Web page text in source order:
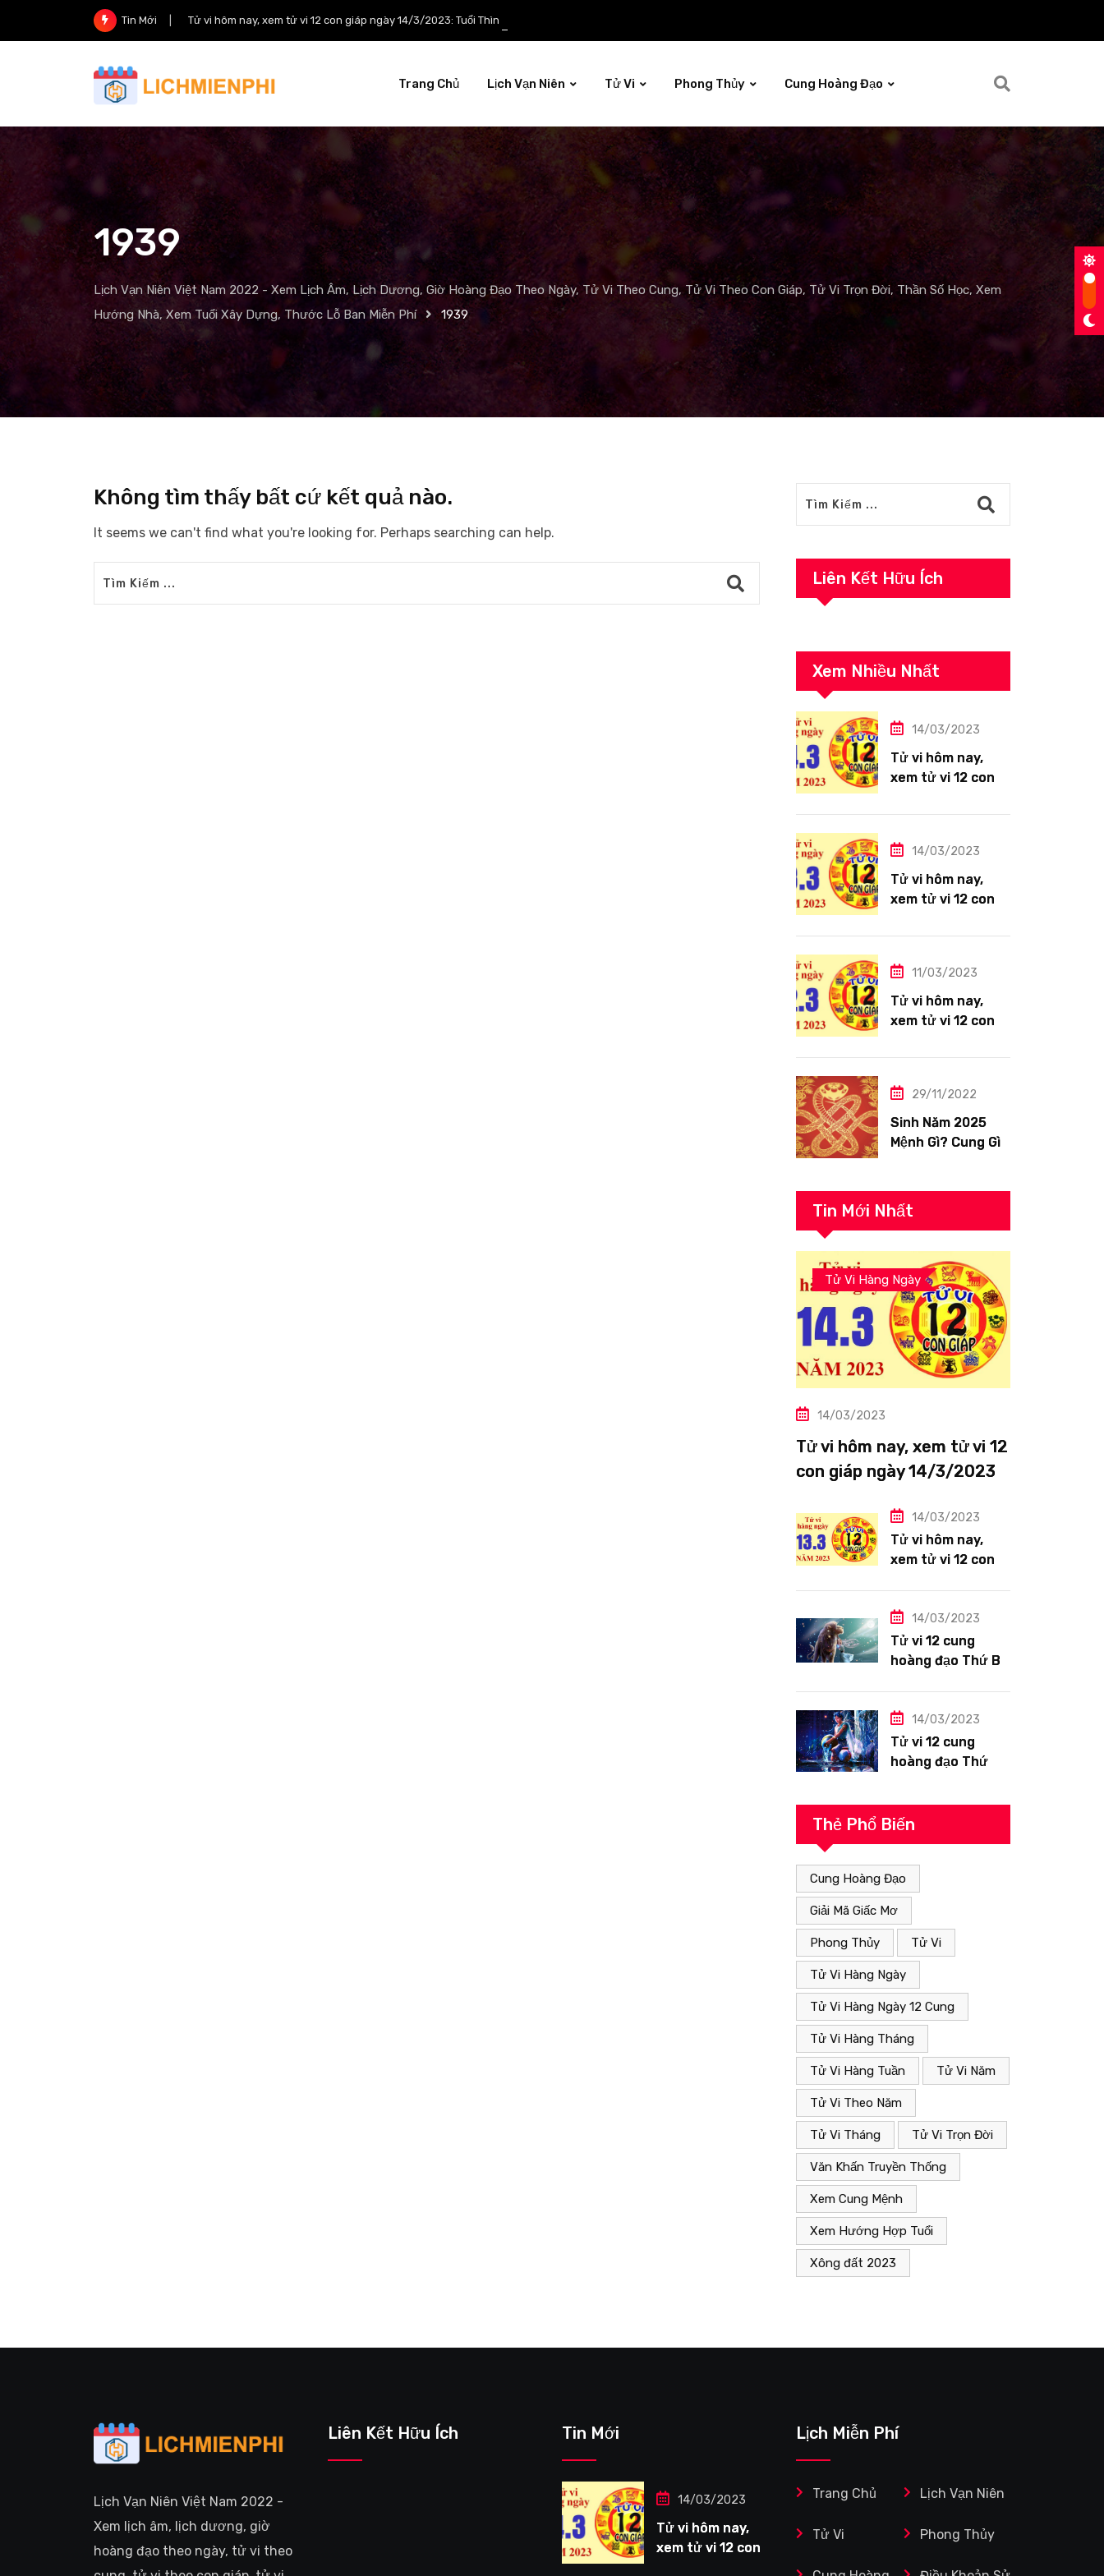
Tin Mới Tử vi hôm nay, xem tử vi 12 con giáp ngày 14/3/2023: Tuổi Thìn công việc tươi sáng
Trang Chủ Lịch Vạn Niên Tử Vi Phong Thủy Cung Hoàng Đạo
1939
Lịch Vạn Niên Việt Nam 2022 - Xem Lịch Âm, Lịch Dương, Giờ Hoàng Đạo Theo Ngày, Tử Vi Theo Cung, Tử Vi Theo Con Giáp, Tử Vi Trọn Đời, Thần Số Học, Xem
Hướng Nhà, Xem Tuổi Xây Dựng, Thước Lỗ Ban Miễn Phí
1939
Không tìm thấy bất cứ kết quả nào.
It seems we can't find what you're looking for. Perhaps searching can help.
Liên Kết Hữu Ích
Xem Nhiều Nhất
14/03/2023
Tử vi hôm nay,
xem tử vi 12 con
14/3/2023: Tuổi
tươi sáng
14/03/2023
Tử vi hôm nay,
xem tử vi 12 con
13/3/2023: Tuổi
siêng năng
11/03/2023
Tử vi hôm nay,
xem tử vi 12 con
12/3/2023: Tuổi
phúc29/11/2022
Sinh Năm 2025
Mệnh Gì? Cung Gì,
Tin Mới Nhất
Tử Vi Hàng Ngày
14/03/2023
Tử vi hôm nay, xem tử vi 12
con giáp ngày 14/3/2023:
sáng
14/03/2023
Tử vi hôm nay,
xem tử vi 12 con
Hợi công việc
siêng năng
14/03/2023
Tử vi 12 cung
hoàng đạo Thứ Ba
thuận lợi
14/03/2023
Tử vi 12 cung
hoàng đạo Thứ
13/3/2023: Bảo
Bình tài lộc tốt
Thẻ Phổ Biến
Cung Hoàng Đạo
Giải Mã Giấc Mơ
Phong Thủy Tử Vi
Tử Vi Hàng Ngày
Tử Vi Hàng Ngày 12 Cung
Tử Vi Hàng Tháng
Tử Vi Hàng Tuần Tử Vi Năm
Tử Vi Theo Năm
Tử Vi Tháng Tử Vi Trọn Đời
Văn Khấn Truyền Thống
Xem Cung Mệnh
Xem Hướng Hợp Tuổi
Xông đất 2023
Lịch Vạn Niên Việt Nam 2022 -
Xem lịch âm, lịch dương, giờ
hoàng đạo theo ngày, tử vi theo
Liên Kết Hữu Ích Tin Mới
14/03/2023
Tử vi hôm nay,
xem tử vi 12 con
Lịch Miễn Phí
Trang Chủ Lịch Vạn Niên
Tử Vi Phong Thủy